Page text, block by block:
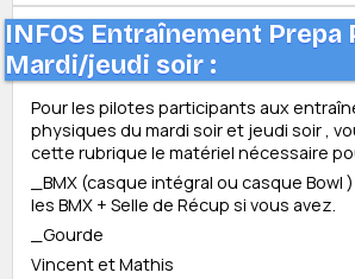
INFOS Entraînement Prepa
Mardi/jeudi soir :
Pour les pilotes participants aux
physiques du mardi soir et jeudi soir ,
cette rubrique le matériel nécessaire
_BMX (casque intégral ou casque Bowl
les BMX + Selle de Récup si vous avez.
_Gourde
Vincent et Mathis